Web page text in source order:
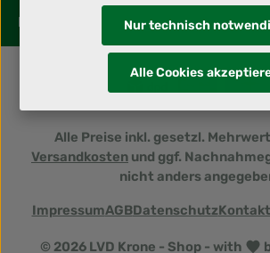
Folge uns
Alle Preise inkl. gesetzl.
Versandkosten und ggf.
nicht anders
© 2026 LVD Krone - Shop - with
ImpressumAGBDatenschutzKontakt
Nur technisch
Alle Cookies